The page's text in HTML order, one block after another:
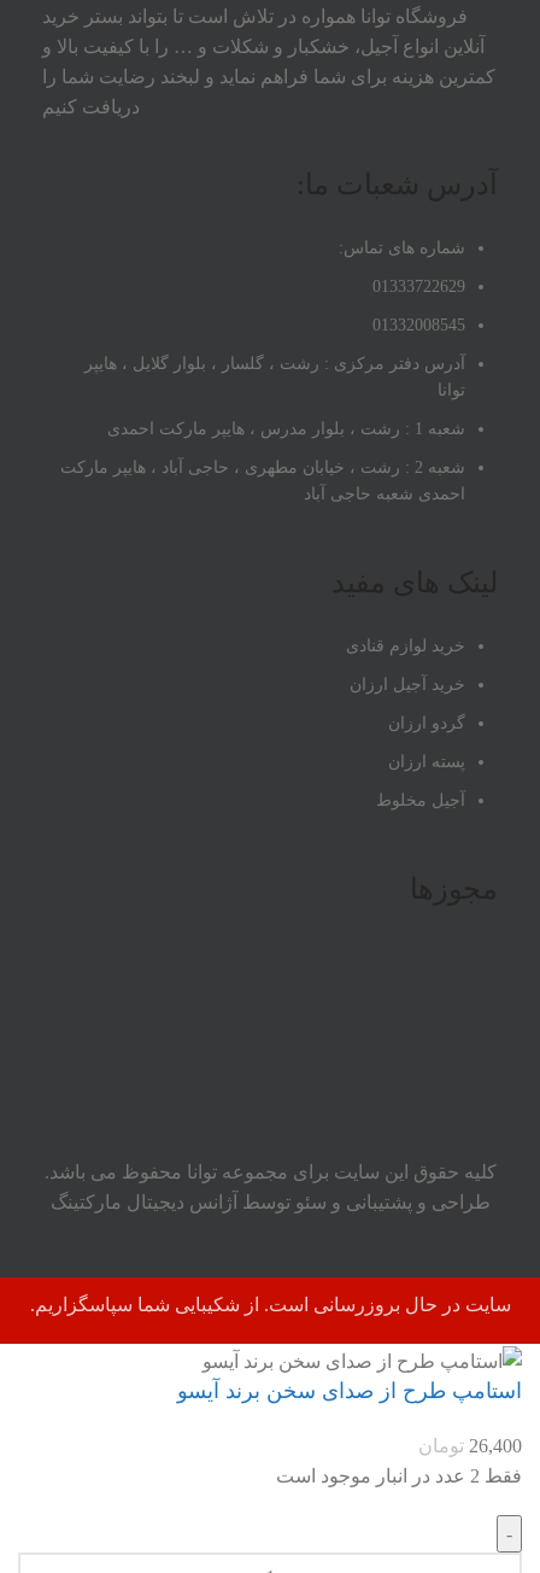
فروشگاه توانا همواره در تلاش است تا بتواند بستر خرید
آنلاین انواع آجیل، خشکبار و شکلات و … را با کیفیت بالا و
کمترین هزینه برای شما فراهم نماید و لبخند رضایت شما را
دریافت کنیم
شماره های تماس:
01333722629
01332008545
آدرس دفتر مرکزی : رشت ، گلسار ، بلوار گلایل ، هایپر
توانا
شعبه 1 : رشت ، بلوار مدرس ، هایپر مارکت احمدی
شعبه 2 : رشت ، خیابان مطهری ، حاجی آباد ، هایپر مارکت
احمدی شعبه حاجی آباد
خرید لوازم قنادی
خرید آجیل ارزان
گردو ارزان
پسته ارزان
آجیل مخلوط
کلیه حقوق این سایت برای مجموعه توانا محفوظ می باشد.
طراحی و پشتیبانی و سئو توسط آژانس دیجیتال مارکتینگ
سایت در حال بروزرسانی است. از شکیبایی شما سپاسگزاریم.
استامپ طرح از صدای سخن برند آیسو
26,400 تومان
فقط 2 عدد در انبار موجود است